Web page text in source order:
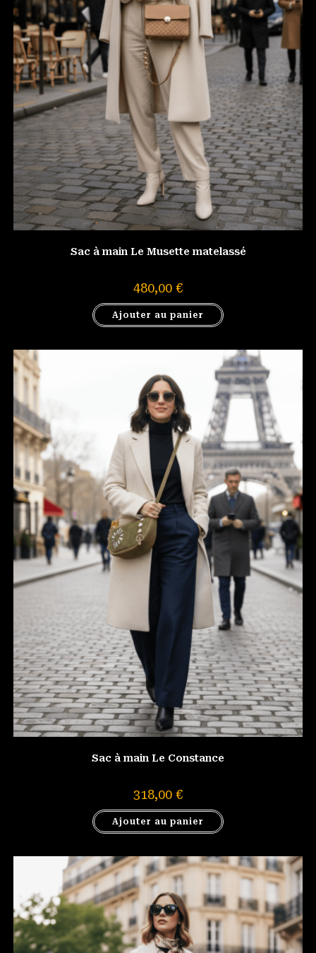
Sac à main Le Musette matelassé
480,00 €
Ajouter au panier
Sac à main Le Constance
318,00 €
Ajouter au panier